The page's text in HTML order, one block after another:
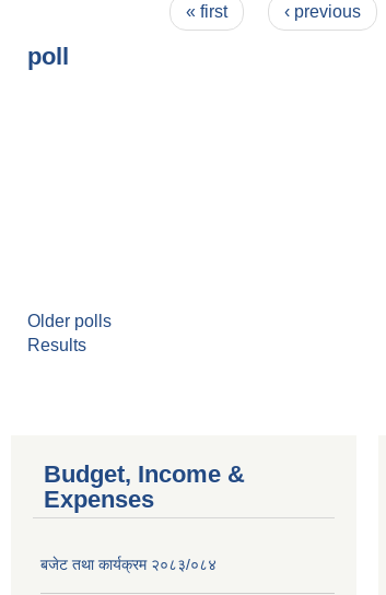
« first ‹ previous
poll
Older polls
Results
Budget, Income &
Expenses
बजेट तथा कार्यक्रम २०८३/०८४